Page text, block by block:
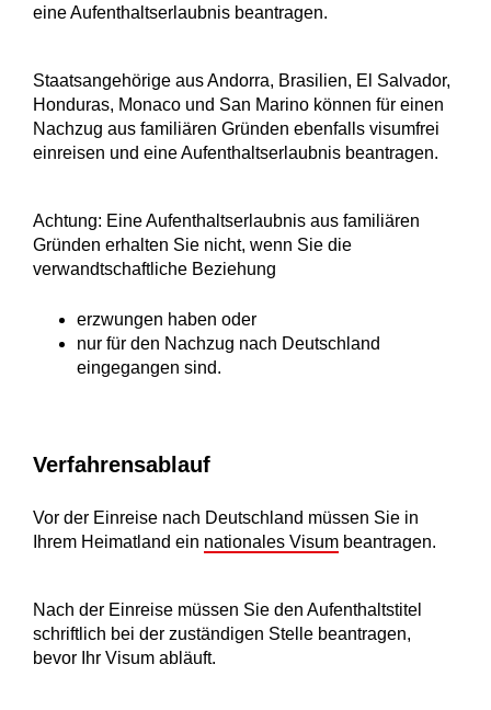
eine Aufenthaltserlaubnis beantragen.
Staatsangehörige aus Andorra, Brasilien, El Salvador,
Honduras, Monaco und San Marino können für einen
Nachzug aus familiären Gründen ebenfalls visumfrei
einreisen und eine Aufenthaltserlaubnis beantragen.
Achtung: Eine Aufenthaltserlaubnis aus familiären
Gründen erhalten Sie nicht, wenn Sie die
verwandtschaftliche Beziehung
erzwungen haben oder
nur für den Nachzug nach Deutschland
eingegangen sind.
Verfahrensablauf
Vor der Einreise nach Deutschland müssen Sie in
Ihrem Heimatland ein nationales Visum beantragen.
Nach der Einreise müssen Sie den Aufenthaltstitel
schriftlich bei der zuständigen Stelle beantragen,
bevor Ihr Visum abläuft.